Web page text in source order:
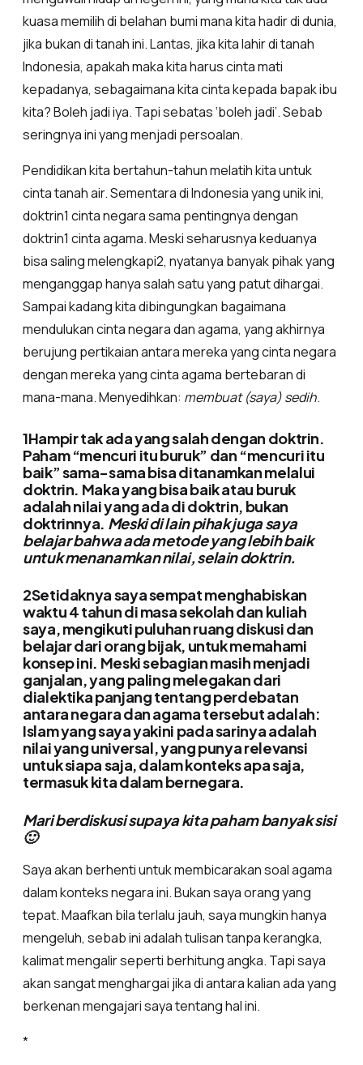
kuasa memilih di belahan bumi mana kita hadir di dunia,
jika bukan di tanah ini. Lantas, jika kita lahir di tanah
Indonesia, apakah maka kita harus cinta mati
kepadanya, sebagaimana kita cinta kepada bapak ibu
kita? Boleh jadi iya. Tapi sebatas ‘boleh jadi’. Sebab
seringnya ini yang menjadi persoalan.
Pendidikan kita bertahun-tahun melatih kita untuk
cinta tanah air. Sementara di Indonesia yang unik ini,
doktrin1 cinta negara sama pentingnya dengan
doktrin1 cinta agama. Meski seharusnya keduanya
bisa saling melengkapi2, nyatanya banyak pihak yang
menganggap hanya salah satu yang patut dihargai.
Sampai kadang kita dibingungkan bagaimana
mendulukan cinta negara dan agama, yang akhirnya
berujung pertikaian antara mereka yang cinta negara
dengan mereka yang cinta agama bertebaran di
mana-mana. Menyedihkan: membuat (saya) sedih.
1Hampir tak ada yang salah dengan doktrin.
Paham “mencuri itu buruk” dan “mencuri itu
baik” sama-sama bisa ditanamkan melalui
doktrin. Maka yang bisa baik atau buruk
adalah nilai yang ada di doktrin, bukan
doktrinnya. Meski di lain pihak juga saya
belajar bahwa ada metode yang lebih baik
untuk menanamkan nilai, selain doktrin.
2Setidaknya saya sempat menghabiskan
waktu 4 tahun di masa sekolah dan kuliah
saya, mengikuti puluhan ruang diskusi dan
belajar dari orang bijak, untuk memahami
konsep ini. Meski sebagian masih menjadi
ganjalan, yang paling melegakan dari
dialektika panjang tentang perdebatan
antara negara dan agama tersebut adalah:
Islam yang saya yakini pada sarinya adalah
nilai yang universal, yang punya relevansi
untuk siapa saja, dalam konteks apa saja,
termasuk kita dalam bernegara.
Mari berdiskusi supaya kita paham banyak sisi
🙂
Saya akan berhenti untuk membicarakan soal agama
dalam konteks negara ini. Bukan saya orang yang
tepat. Maafkan bila terlalu jauh, saya mungkin hanya
mengeluh, sebab ini adalah tulisan tanpa kerangka,
kalimat mengalir seperti berhitung angka. Tapi saya
akan sangat menghargai jika di antara kalian ada yang
berkenan mengajari saya tentang hal ini.
*